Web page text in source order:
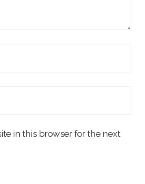
in this browser for the next